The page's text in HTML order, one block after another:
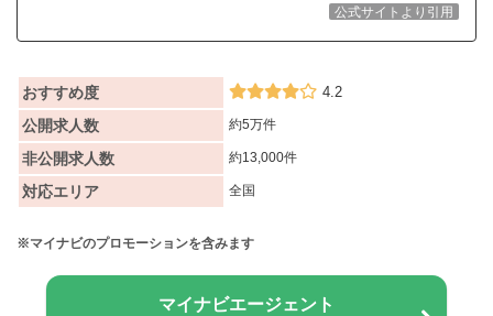
公式サイトより引用
おすすめ度 4.2
公開求人数 約5万件
非公開求人数 約13,000件
対応エリア 全国
※マイナビのプロモーションを含みます
マイナビエージェント